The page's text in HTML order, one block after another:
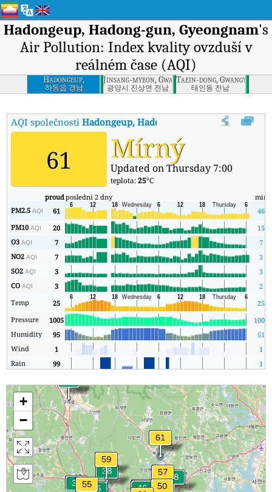
Hadongeup, Hadong-gun, Gyeongnam's
Air Pollution: Index kvality ovzduší v
reálném čase (AQI)
Hadongeup,
Hadong-gun,
Gyeongnam
하동읍 경남
Jinsang-myeon, Gwangyang-si, Jeonnam
광양시 진상면 전남
Taein-dong, Gwangyang-si,
태인동 전남
AQI společnostiHadongeup, Hadong-gun, Gyeongnam:
61 Mírný
Updated on Thursday 7:00
teplota:25°C
proudposlední 2 dny min
PM2.5AQI 61
46
PM10AQI 20
15
O3AQI 7
7
NO2AQI 7
3
SO2AQI 3
3
COAQI 3
2
Temp
25
25
Pressure
1005 1003
Humidity
95
51
Wind
1
1
Rain
99 1
+
−